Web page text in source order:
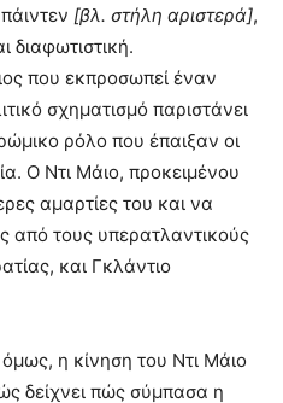
[βλ. στήλη αριστερά],
διαφωτιστική.
που εκπροσωπεί έναν
σχηματισμό παριστάνει
ρόλο που έπαιξαν οι
Ο Ντι Μάιο, προκειμένου
αμαρτίες του και να
από τους υπερατλαντικούς
και Γκλάντιο
η κίνηση του Ντι Μάιο
δείχνει πώς σύμπασα η